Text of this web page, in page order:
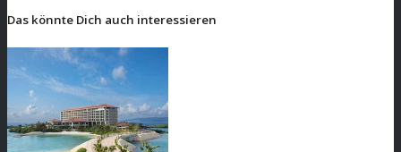
Das könnte Dich auch interessieren